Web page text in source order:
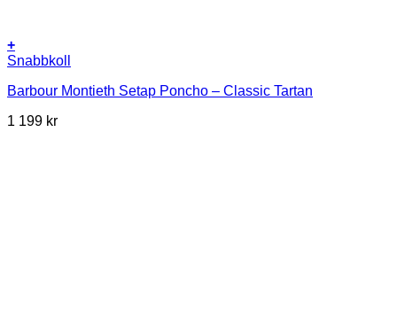
+
Snabbkoll
Barbour Montieth Setap Poncho – Classic Tartan
1 199 kr